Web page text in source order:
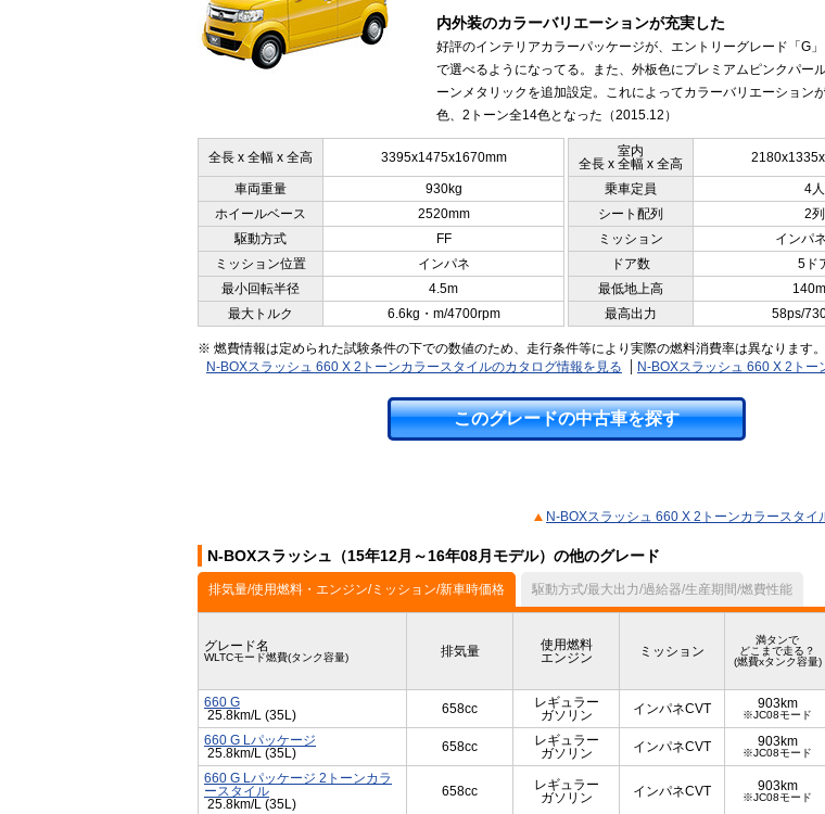
内外装のカラーバリエーションが充実した
好評のインテリアカラーパッケージが、エントリーグレード「G
で選べるようになってる。また、外板色にプレミアムピンクパー
ーンメタリックを追加設定。これによってカラーバリエーション
色、2トーン全14色となった（2015.12）
全長 x 全幅 x 全高 3395x1475x1670mm
室内
全長 x 全幅 x 全高
車両重量 930kg 乗車定員
4人
ホイールベース
2520mm シート配列
2列
駆動方式
FF ミッション
インパ
ミッション位置
インパネ ドア数
5ド
最小回転半径
4.5m 最低地上高
最大トルク
6.6kg・m/4700rpm 最高出力 58ps/
※ 燃費情報は定められた試験条件の下での数値のため、走行条件等により実際の燃料消費率は異なります。
N-BOXスラッシュ 660 X 2トーンカラースタイルのカタログ情報を見る
N-BOXスラッシュ 660 X 2トー
このグレードの中古車を探す
N-BOXスラッシュ 660 X 2トーンカラースタイ
N-BOXスラッシュ（15年12月～16年08月モデル）の他のグレード
排気量/使用燃料・エンジン/ミッション/新車時価格 駆動方式/最大出力/過給器/生産期間/燃費性能
グレード名
WLTCモード燃費(タンク容量) 排気量
使用燃料
エンジン
ミッション
満タンで
どこまで走る？
(燃費xタンク容量)
660 G
25.8km/L (35L)
658cc
レギュラー
ガソリン
インパネCVT 903km
※JC08モード
660 G Lパッケージ
25.8km/L (35L)
658cc
レギュラー
ガソリン
インパネCVT 903km
※JC08モード
660 G Lパッケージ 2トーンカラ
ースタイル
25.8km/L (35L)
658cc
レギュラー
ガソリン
インパネCVT 903km
※JC08モード